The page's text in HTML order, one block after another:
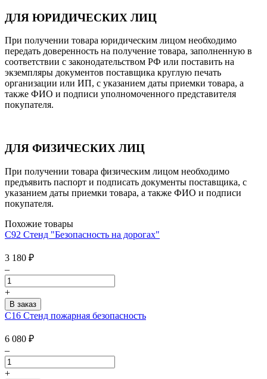
ДЛЯ ЮРИДИЧЕСКИХ ЛИЦ
При получении товара юридическим лицом необходимо
передать доверенность на получение товара, заполненную в
соответствии с законодательством РФ или поставить на
экземпляры документов поставщика круглую печать
организации или ИП, с указанием даты приемки товара, а
также ФИО и подписи уполномоченного представителя
покупателя.
ДЛЯ ФИЗИЧЕСКИХ ЛИЦ
При получении товара физическим лицом необходимо
предъявить паспорт и подписать документы поставщика, с
указанием даты приемки товара, а также ФИО и подписи
покупателя.
Похожие товары
С92 Стенд "Безопасность на дорогах"
3 180 ₽
–
+
С16 Стенд пожарная безопасность
6 080 ₽
–
+